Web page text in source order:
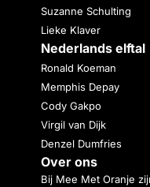
Suzanne Schulting
Lieke Klaver
Nederlands elftal
Ronald Koeman
Memphis Depay
Cody Gakpo
Virgil van Dijk
Denzel Dumfries
Over ons
Bij Mee Met Oranje